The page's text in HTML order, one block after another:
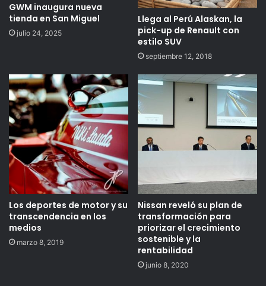
GWM inaugura nueva
tienda en San Miguel
julio 24, 2025
Llega al Perú Alaskan, la
pick-up de Renault con
estilo SUV
septiembre 12, 2018
Los deportes de motor y su
transcendencia en los
medios
marzo 8, 2019
Nissan reveló su plan de
transformación para
priorizar el crecimiento
sostenible y la
rentabilidad
junio 8, 2020